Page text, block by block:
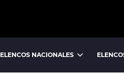
ELENCOS NACIONALES